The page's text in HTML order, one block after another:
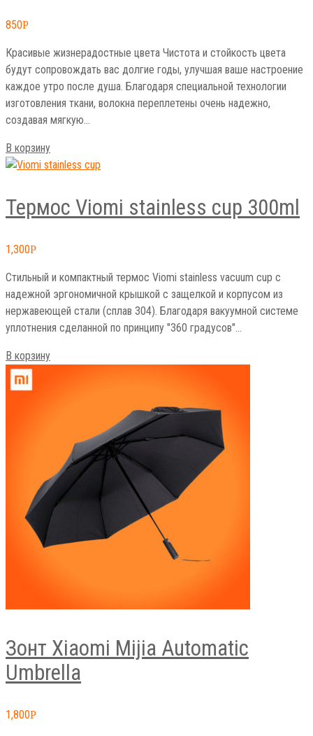
850Р
Красивые жизнерадостные цвета Чистота и стойкость цвета
будут сопровождать вас долгие годы, улучшая ваше настроение
каждое утро после душа. Благодаря специальной технологии
изготовления ткани, волокна переплетены очень надежно,
создавая мягкую…
В корзину
Термос Viomi stainless cup 300ml
1,300Р
Стильный и компактный термос Viomi stainless vacuum cup с
надежной эргономичной крышкой с защелкой и корпусом из
нержавеющей стали (сплав 304). Благодаря вакуумной системе
уплотнения сделанной по принципу "360 градусов"…
В корзину
Зонт Xiaomi Mijia Automatic
Umbrella
1,800Р